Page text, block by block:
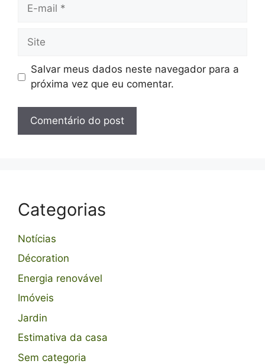
Site
Salvar meus dados neste navegador para a
próxima vez que eu comentar.
Categorias
Notícias
Décoration
Energia renovável
Imóveis
Jardin
Estimativa da casa
Sem categoria